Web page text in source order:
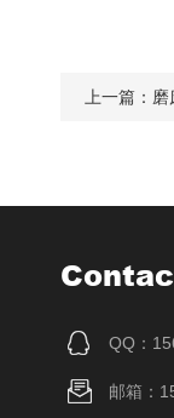
上一篇： 磨
QQ：
邮箱：